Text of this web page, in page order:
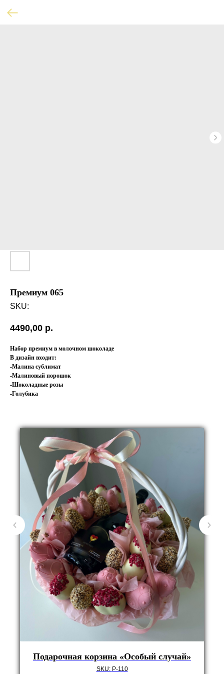
Премиум 065
SKU:
4490,00 р.
Набор премиум в молочном шоколаде
В дизайн входит:
-Малина сублимат
-Малиновый порошок
-Шоколадные розы
-Голубика
Подарочная корзина «Особый случай»
SKU: P-110